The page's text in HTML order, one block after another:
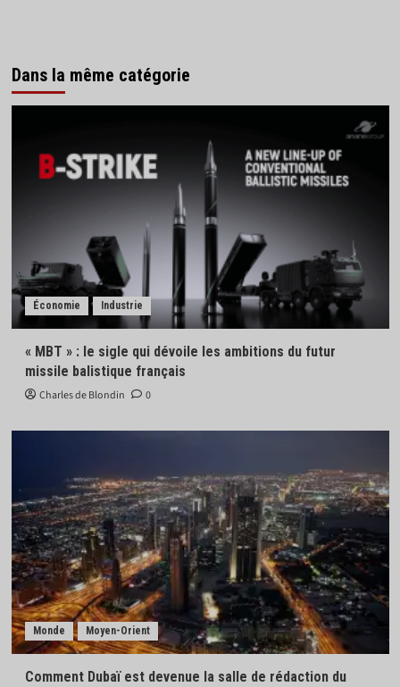
Dans la même catégorie
Économie Industrie
« MBT » : le sigle qui dévoile les ambitions du futur
missile balistique français
Charles de Blondin 0
Monde Moyen-Orient
Comment Dubaï est devenue la salle de rédaction du